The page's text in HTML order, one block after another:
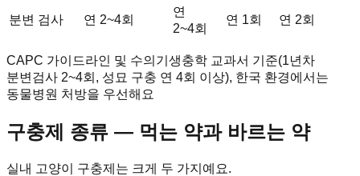
분변 검사 연 2~4회
연
2~4회
연 1회 연 2회
CAPC 가이드라인 및 수의기생충학 교과서 기준(1년차
분변검사 2~4회, 성묘 구충 연 4회 이상), 한국 환경에서는
동물병원 처방을 우선해요
구충제 종류 — 먹는 약과 바르는 약
실내 고양이 구충제는 크게 두 가지예요.